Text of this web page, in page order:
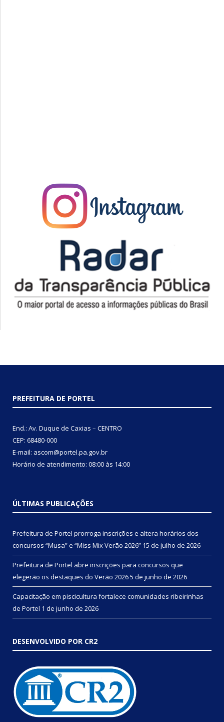
PREFEITURA DE PORTEL
End.: Av. Duque de Caxias – CENTRO
CEP: 68480-000
E-mail: ascom@portel.pa.gov.br
Horário de atendimento: 08:00 às 14:00
ÚLTIMAS PUBLICAÇÕES
Prefeitura de Portel prorroga inscrições e altera horários dos
concursos “Musa” e “Miss Mix Verão 2026” 15 de julho de 2026
Prefeitura de Portel abre inscrições para concursos que
elegerão os destaques do Verão 20265 de junho de 2026
Capacitação em piscicultura fortalece comunidades ribeirinhas
de Portel 1 de junho de 2026
DESENVOLVIDO POR CR2